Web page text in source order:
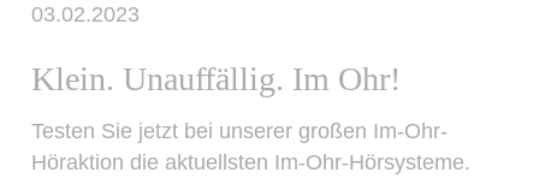
03.02.2023
Klein. Unauffällig. Im Ohr!
Testen Sie jetzt bei unserer großen Im-Ohr-
Höraktion die aktuellsten Im-Ohr-Hörsysteme.